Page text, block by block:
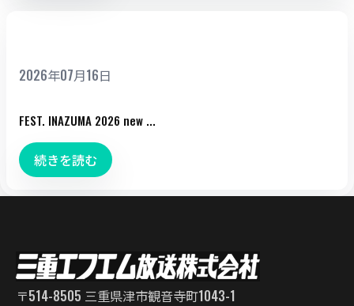
2026年07月16日
FEST. INAZUMA 2026 new ...
続きを読む
〒514-8505 三重県津市観音寺町1043-1